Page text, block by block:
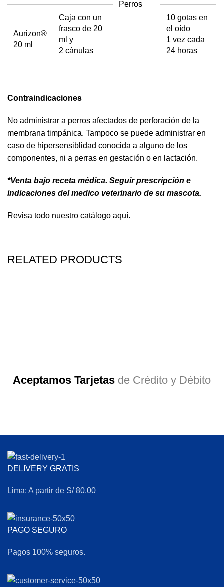
Perros
Aurizon®
20 ml
Caja con un
frasco de 20
ml y
2 cánulas
10 gotas en
el oído
1 vez cada
24 horas
Contraindicaciones
No administrar a perros afectados de perforación de la
membrana timpánica. Tampoco se puede administrar en
caso de hipersensiblidad conocida a alguno de los
componentes, ni a perras en gestación o en lactación.
*Venta bajo receta médica. Seguir prescripción e
indicaciones del medico veterinario de su mascota.
Revisa todo nuestro catálogo aquí.
RELATED PRODUCTS
Aceptamos Tarjetas de Crédito y Débito
DELIVERY GRATIS
Lima: A partir de S/ 80.00
PAGO SEGURO
Pagos 100% seguros.